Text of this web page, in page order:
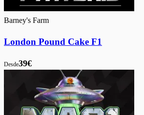
Barney's Farm
London Pound Cake F1
Desde39€